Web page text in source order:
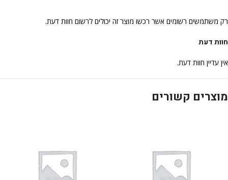
חוות דעת
אין עדיין חוות דעת.
רק משתמשים רשומים אשר רכשו מוצר זה יכולים לרשום חוות דעת.
מוצרים קשורים